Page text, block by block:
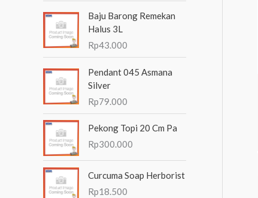
n
u
Baju Barong Remekan
Halus 3L
Rp43.000
Pendant 045 Asmana
Silver
Rp79.000
Pekong Topi 20 Cm Pa
Rp300.000
Curcuma Soap Herborist
Rp18.500